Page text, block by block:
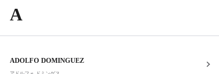
A
ADOLFO DOMINGUEZ